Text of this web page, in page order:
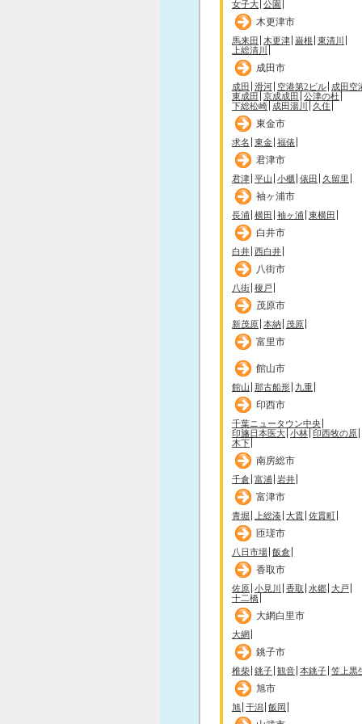
女子大 公園
木更津市
馬来田 木更津 巌根 東清川
上総清川
成田市
成田 滑河 空港第2ビル 成田空
東成田 京成成田 公津の杜
下総松崎 成田湯川 久住
東金市
求名 東金 福俵
君津市
君津 平山 小櫃 俵田 久留里
袖ヶ浦市
長浦 横田 袖ヶ浦 東横田
白井市
白井 西白井
八街市
八街 榎戸
茂原市
新茂原 本納 茂原
富里市
館山市
館山 那古船形 九重
印西市
千葉ニュータウン中央
印旛日本医大 小林 印西牧の原
木下
南房総市
千倉 富浦 岩井
富津市
青堀 上総湊 大貫 佐貫町
匝瑳市
八日市場 飯倉
香取市
佐原 小見川 香取 水郷 大戸
十二橋
大網白里市
大網
銚子市
椎柴 銚子 観音 本銚子 笠上黒
旭市
旭 干潟 飯岡